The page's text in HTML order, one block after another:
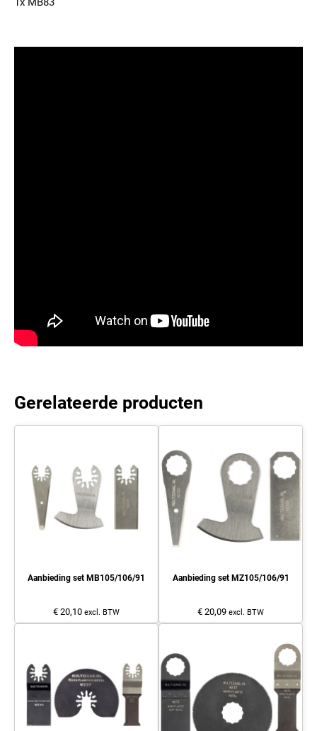
Gerelateerde producten
Aanbieding set MB105/106/91
€ 20,10 excl. BTW
Aanbieding set MZ105/106/91
€ 20,09 excl. BTW